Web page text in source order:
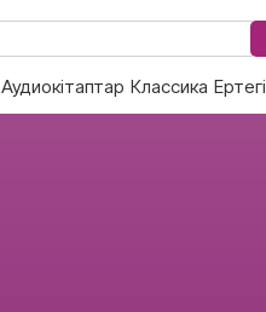
Аудиокітаптар Классика Ертегі